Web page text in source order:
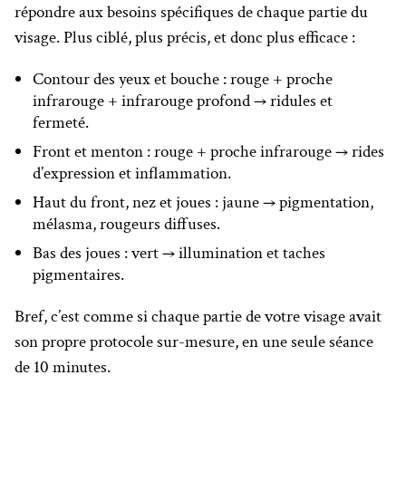
répondre aux besoins spécifiques de chaque partie du
visage. Plus ciblé, plus précis, et donc plus efficace :
Contour des yeux et bouche : rouge + proche
infrarouge + infrarouge profond → ridules et
fermeté.
Front et menton : rouge + proche infrarouge → rides
d’expression et inflammation.
Haut du front, nez et joues : jaune → pigmentation,
mélasma, rougeurs diffuses.
Bas des joues : vert → illumination et taches
pigmentaires.
Bref, c’est comme si chaque partie de votre visage avait
son propre protocole sur-mesure, en une seule séance
de 10 minutes.